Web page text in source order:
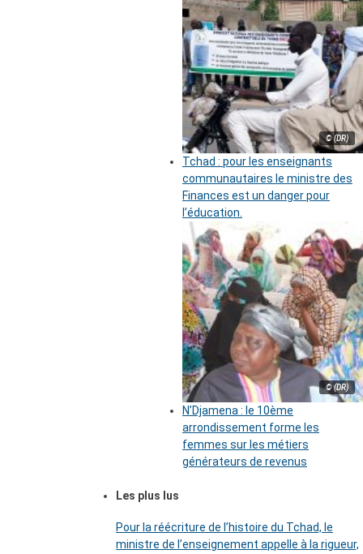
© (DR)
Tchad : pour les enseignants
communautaires le ministre des
Finances est un danger pour
l’éducation.
© (DR)
N’Djamena : le 10ème
arrondissement forme les
femmes sur les métiers
générateurs de revenus
Les plus lus
Pour la réécriture de l’histoire du Tchad, le
ministre de l’enseignement appelle à la rigueur,